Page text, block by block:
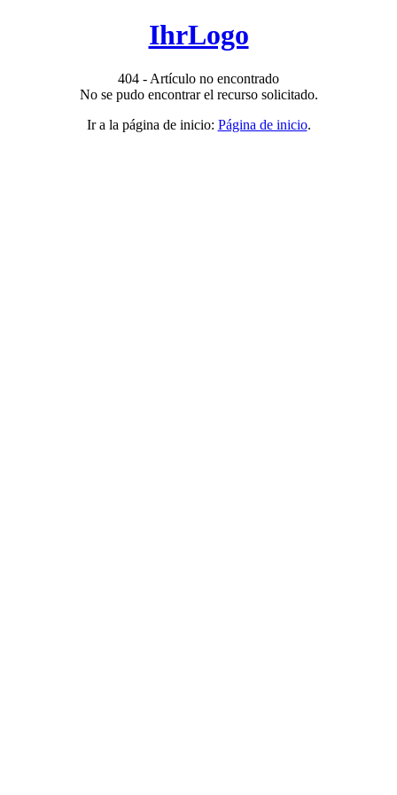
IhrLogo
404 - Artículo no encontrado
No se pudo encontrar el recurso solicitado.
Ir a la página de inicio: Página de inicio.